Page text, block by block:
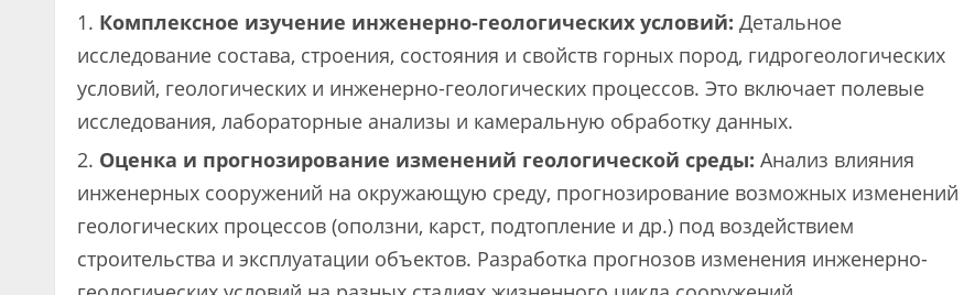
Комплексное изучение инженерно-геологических условий: Детальное
исследование состава, строения, состояния и свойств горных пород, гидрогеологических
условий, геологических и инженерно-геологических процессов. Это включает полевые
исследования, лабораторные анализы и камеральную обработку данных.
Оценка и прогнозирование изменений геологической среды: Анализ влияния
инженерных сооружений на окружающую среду, прогнозирование возможных изменений
геологических процессов (оползни, карст, подтопление и др.) под воздействием
строительства и эксплуатации объектов. Разработка прогнозов изменения инженерно-